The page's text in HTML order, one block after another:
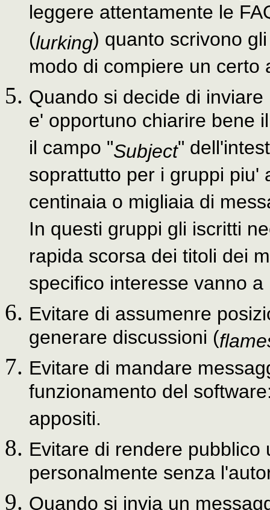
leggere attentamente le
(lurking) quanto scrivono
modo di compiere un certo
Quando si decide di
e' opportuno chiarire bene
il campo "Subject"
soprattutto per i gruppi piu'
centinaia o migliaia di
In questi gruppi gli iscritti
rapida scorsa dei titoli dei
specifico interesse vanno
Evitare di assumenre
generare discussioni (
Evitare di mandare
funzionamento del
appositi.
Evitare di rendere pubblico
personalmente senza
Quando si invia un